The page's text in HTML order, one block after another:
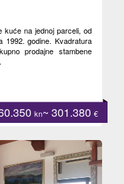
kuće na jednoj parceli, od
1992. godine. Kvadratura
prodajne stambene
kn~ 301.380 €